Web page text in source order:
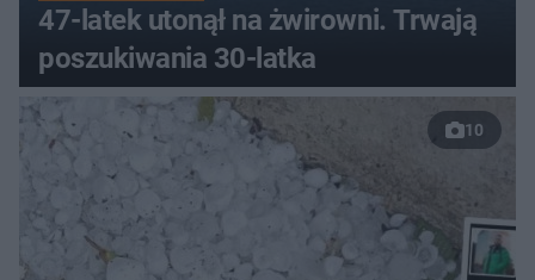
47-latek utonął na żwirowni. Trwają
poszukiwania 30-latka
10